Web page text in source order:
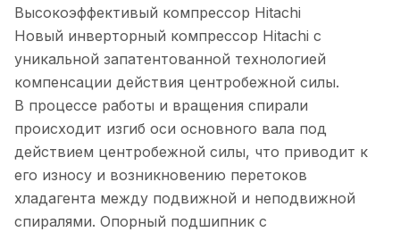
Высокоэффективый компрессор Hitachi
Новый инверторный компрессор Hitachi c
уникальной запатентованной технологией
компенсации действия центробежной силы.
В процессе работы и вращения спирали
происходит изгиб оси основного вала под
действием центробежной силы, что приводит к
его износу и возникновению перетоков
хладагента между подвижной и неподвижной
спиралями. Опорный подшипник с